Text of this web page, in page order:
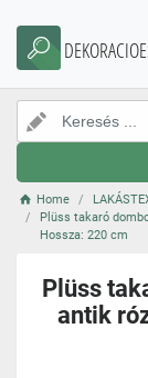
Home
Plüss takaró
Hossza: 220 cm
Plüss
antik